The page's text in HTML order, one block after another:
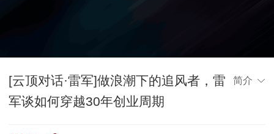
[云顶对话·雷军]做浪潮下的追风者，雷
军谈如何穿越30年创业周期
简介